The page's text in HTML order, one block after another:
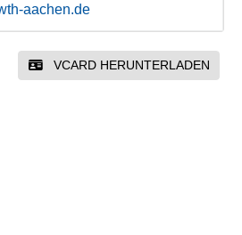
aachen.de
VCARD HERUNTERLADEN